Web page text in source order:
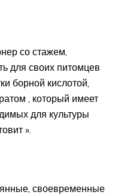
со стажем,
для своих питомцев
борной кислотой,
, который имеет
для культуры
».
своевременные